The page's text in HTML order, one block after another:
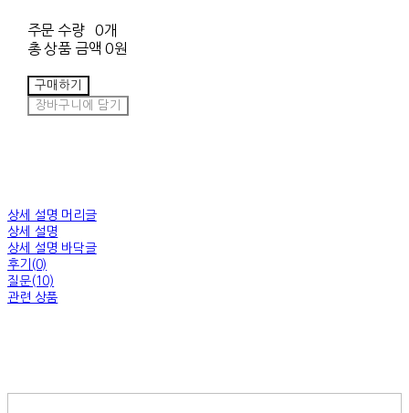
주문 수량
0개
총 상품 금액 0원
구매하기
장바구니에 담기
상세 설명 머리글
상세 설명
상세 설명 바닥글
후기(0)
질문(10)
관련 상품